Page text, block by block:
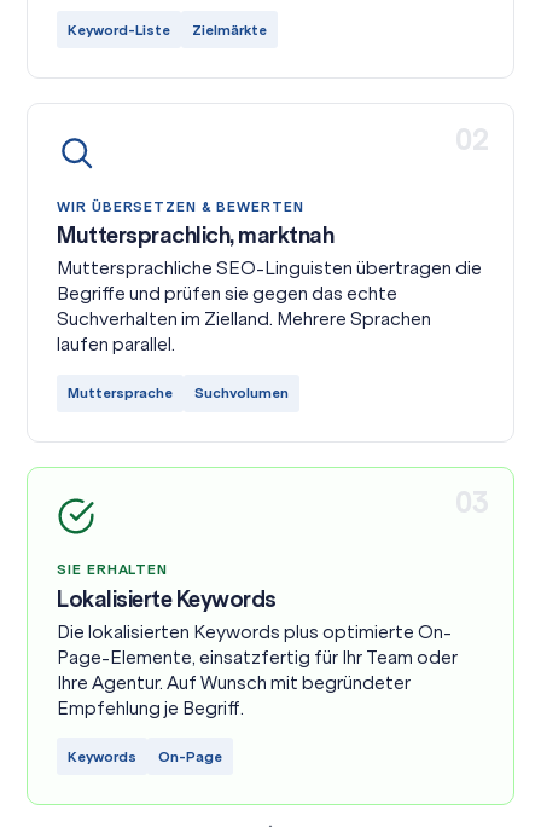
Keyword-Liste Zielmärkte
02
WIR ÜBERSETZEN & BEWERTEN
Muttersprachlich, marktnah
Muttersprachliche SEO-Linguisten übertragen die
Begriffe und prüfen sie gegen das echte
Suchverhalten im Zielland. Mehrere Sprachen
laufen parallel.
Muttersprache Suchvolumen
03
SIE ERHALTEN
Lokalisierte Keywords
Die lokalisierten Keywords plus optimierte On-
Page-Elemente, einsatzfertig für Ihr Team oder
Ihre Agentur. Auf Wunsch mit begründeter
Empfehlung je Begriff.
Keywords On-Page